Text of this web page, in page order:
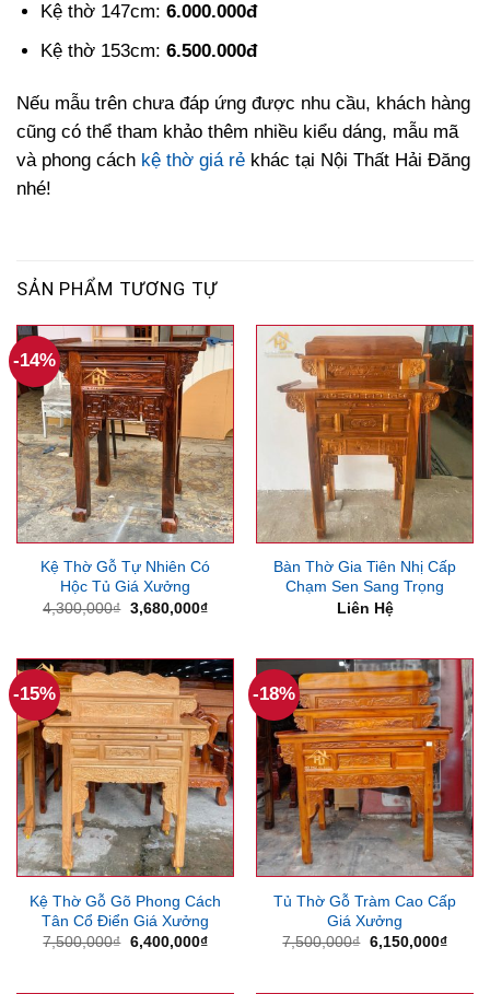
Kệ thờ 147cm: 6.000.000đ
Kệ thờ 153cm: 6.500.000đ
Nếu mẫu trên chưa đáp ứng được nhu cầu, khách hàng
cũng có thể tham khảo thêm nhiều kiểu dáng, mẫu mã
và phong cách kệ thờ giá rẻ khác tại Nội Thất Hải Đăng
nhé!
SẢN PHẨM TƯƠNG TỰ
-14%
Kệ Thờ Gỗ Tự Nhiên Có
Hộc Tủ Giá Xưởng
4,300,000₫ Giá
3,680,000₫Giá
3,680,000₫.
Bàn Thờ Gia Tiên Nhị Cấp
Chạm Sen Sang Trọng
Liên Hệ
-15%
Kệ Thờ Gỗ Gõ Phong Cách
Tân Cổ Điển Giá Xưởng
7,500,000₫ Giá
6,400,000₫Giá
-18%
Tủ Thờ Gỗ Tràm Cao Cấp
Giá Xưởng
7,500,000₫ Giá
6,150,000₫Giá